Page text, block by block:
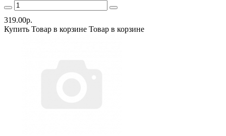
319.00р.
Купить Товар в корзине Товар в корзине